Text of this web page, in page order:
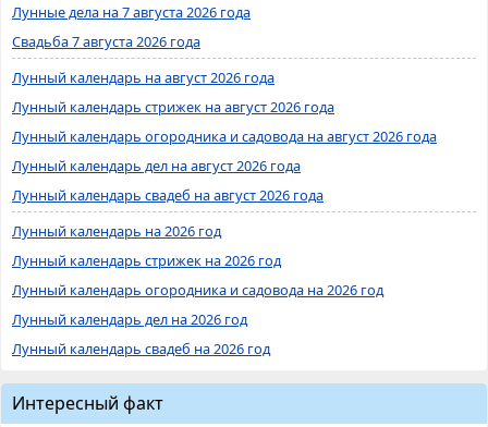
Лунные дела на 7 августа 2026 года
Свадьба 7 августа 2026 года
Лунный календарь на август 2026 года
Лунный календарь стрижек на август 2026 года
Лунный календарь огородника и садовода на август 2026 года
Лунный календарь дел на август 2026 года
Лунный календарь свадеб на август 2026 года
Лунный календарь на 2026 год
Лунный календарь стрижек на 2026 год
Лунный календарь огородника и садовода на 2026 год
Лунный календарь дел на 2026 год
Лунный календарь свадеб на 2026 год
Интересный факт